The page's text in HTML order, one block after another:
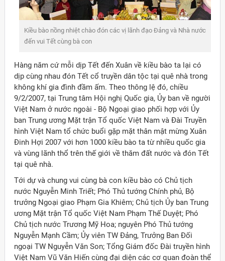
Việt Nam ở nước ngoài
Kiều bào nồng nhiệt chào đón các vị lãnh đạo Đảng và Nhà nước
đến vui Tết cùng bà con
Hàng năm cứ mỗi dịp Tết đến Xuân về kiều bào ta lại có
dịp cùng nhau đón Tết cổ truyền dân tộc tại quê nhà trong
không khí gia đình đầm ấm. Theo thông lệ đó, chiều
9/2/2007, tại Trung tâm Hội nghị Quốc gia, Ủy ban về người
Việt Nam ở nước ngoài - Bộ Ngoại giao phối hợp với Ủy
ban Trung ương Mặt trận Tổ quốc Việt Nam và Đài Truyền
hình Việt Nam tổ chức buổi gặp mặt thân mật mừng Xuân
Đinh Hợi 2007 với hơn 1000 kiều bào ta từ nhiều quốc gia
và vùng lãnh thổ trên thế giới về thăm đất nước và đón Tết
tại quê nhà.
Tới dự và chung vui cùng bà con kiều bào có Chủ tịch
nước Nguyễn Minh Triết; Phó Thủ tướng Chính phủ, Bộ
trưởng Ngoại giao Phạm Gia Khiêm; Chủ tịch Ủy ban Trung
ương Mặt trận Tổ quốc Việt Nam Phạm Thế Duyệt; Phó
Chủ tịch nước Trương Mỹ Hoa; nguyên Phó Thủ tướng
Nguyễn Mạnh Cầm; Ủy viên TW Đảng, Trưởng Ban Đối
ngoại TW Nguyễn Văn Son; Tổng Giám đốc Đài truyền hình
Việt Nam Vũ Văn Hiến cùng đại diện các cơ quan đoàn thể